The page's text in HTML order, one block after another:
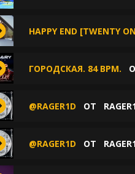
HAPPY END [TWENTY
ГОРОДСКАЯ. 84 BPM.
@RAGER1D ОТ
@RAGER1D ОТ